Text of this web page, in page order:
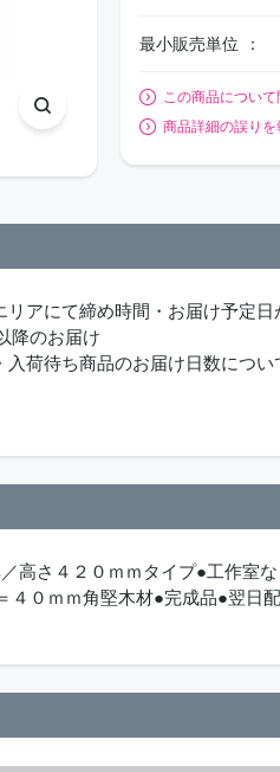
最小販売単位
この商品につい
商品詳細の誤りを
アにて締め時間・お届け予定日
のお届け
荷待ち商品のお届け日数につ
高さ４２０ｍｍタイプ●工作室
４０ｍｍ角堅木材●完成品●翌